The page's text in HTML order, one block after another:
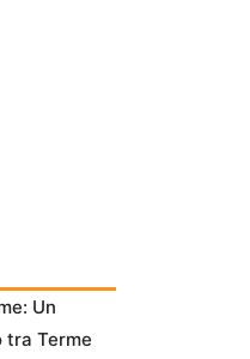
Un
tra Terme